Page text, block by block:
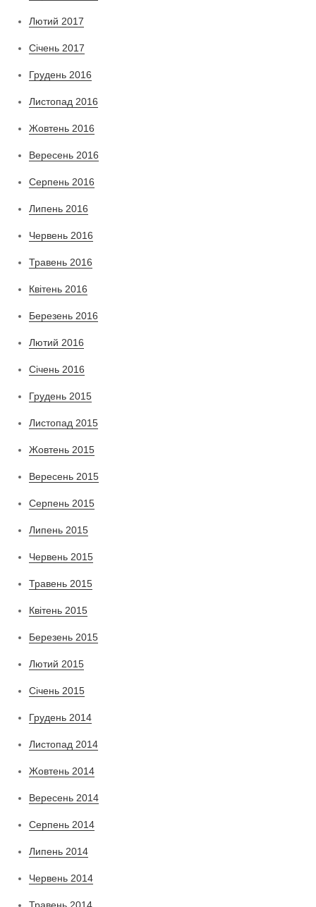
Лютий 2017
Січень 2017
Грудень 2016
Листопад 2016
Жовтень 2016
Вересень 2016
Серпень 2016
Липень 2016
Червень 2016
Травень 2016
Квітень 2016
Березень 2016
Лютий 2016
Січень 2016
Грудень 2015
Листопад 2015
Жовтень 2015
Вересень 2015
Серпень 2015
Липень 2015
Червень 2015
Травень 2015
Квітень 2015
Березень 2015
Лютий 2015
Січень 2015
Грудень 2014
Листопад 2014
Жовтень 2014
Вересень 2014
Серпень 2014
Липень 2014
Червень 2014